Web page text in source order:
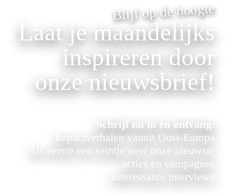
Blijf op de hoogte
Laat je maandelijks
inspireren door
onze nieuwsbrief!
Schrijf nu in en ontvang:
Impactverhalen vanuit Oost-Europa
Als eerste een seintje over onze nieuwste
acties en campagnes
Interessante interviews